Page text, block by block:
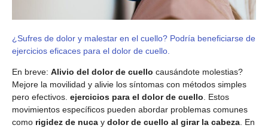
¿Sufres de dolor y malestar en el cuello? Podría beneficiarse de
ejercicios eficaces para el dolor de cuello.
En breve: Alivio del dolor de cuello causándote molestias?
Mejore la movilidad y alivie los síntomas con métodos simples
pero efectivos. ejercicios para el dolor de cuello. Estos
movimientos específicos pueden abordar problemas comunes
como rigidez de nuca y dolor de cuello al girar la cabeza. En